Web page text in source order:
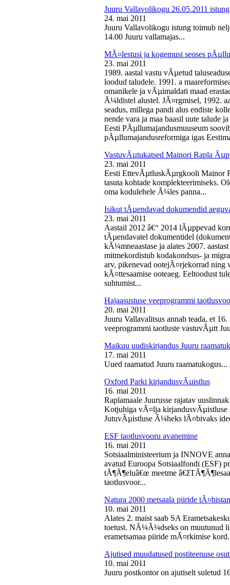
Juuru Vallavolikogu 26.05.2011 istung
24. mai 2011
Juuru Vallavolikogu istung toimub
14.00 Juuru vallamajas...
MÃ¤lestusi ja kogemusi seoses
23. mai 2011
1989. aastal vastu vÃµetud
loodud taludele. 1991. a
omanikele ja vÃµimaldati maad
Ã¼ldistel alustel. JÃ¤rgmisel, 1992.
seadus, millega pandi alus endiste
nende vara ja maa baasil uute talude
Eesti PÃµllumajandusmuuseum
pÃµllumajandusreformiga igas
VastuvÃµtukatsed Mainori Rapla
23. mai 2011
Eesti EttevÃµtluskÃµrgkooli Mainor
tasuta kohtade komplekteerimiseks.
oma kodulehele Ã¼les panna...
Isikut tÃµendavad dokumendid
23. mai 2011
Aastail 2012 â€“ 2014 lÃµppevad
tÃµendavatel dokumentidel
kÃ¼mneaastase ja alates 2007.
mitmekordistub kodakondsus- ja
arv, pikenevad ootejÃ¤rjekorrad ning
kÃ¤ttesaamise ooteaeg. Eeltoodust
suhtumist...
Hajaasustuse veeprogrammi
20. mai 2011
Juuru Vallavalitsus annab teada, et
veeprogrammi taotluste vastuvÃµtt
Maikuu uudiskirjandus Juuru
17. mai 2011
Uued raamatud Juuru raamatukogus...
Oxford Parki kirjandusvÃµistlus
16. mai 2011
Raplamaale Juurusse rajatav
Kotjuhiga vÃ¤lja
JutuvÃµistluse Ã¼heks lÃ¤bivaks
ESF taotlusvooru avanemine
16. mai 2011
Sotsiaalministeerium ja INNOVE
avatud Euroopa Sotsiaalfondi (ESF)
tÃ¶Ã¶eluâ€œ meetme
taotlusvoor...
Natura 2000 metsaala piiride
10. mai 2011
Alates 2. maist saab SA
toetust. NÃ¼Ã¼dseks on muutunud
erametsamaa piiride mÃ¤rkimise
Ajutised muudatused postiteenuse
10. mai 2011
Juuru postkontor on ajutiselt suletud